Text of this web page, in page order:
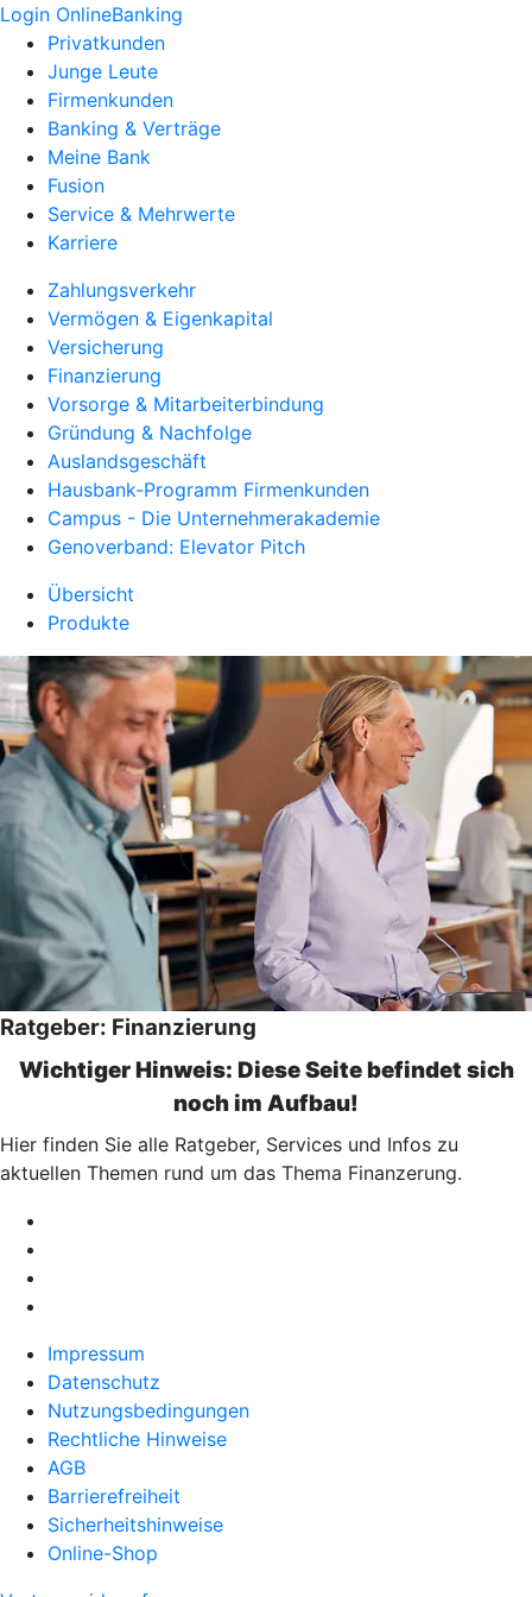
Login OnlineBanking
Privatkunden
Junge Leute
Firmenkunden
Banking & Verträge
Meine Bank
Fusion
Service & Mehrwerte
Karriere
Zahlungsverkehr
Vermögen & Eigenkapital
Versicherung
Finanzierung
Vorsorge & Mitarbeiterbindung
Gründung & Nachfolge
Auslandsgeschäft
Hausbank-Programm Firmenkunden
Campus - Die Unternehmerakademie
Genoverband: Elevator Pitch
Übersicht
Produkte
Ratgeber: Finanzierung
Wichtiger Hinweis: Diese Seite befindet sich
noch im Aufbau!
Hier finden Sie alle Ratgeber, Services und Infos zu
aktuellen Themen rund um das Thema Finanzerung.
Impressum
Datenschutz
Nutzungsbedingungen
Rechtliche Hinweise
AGB
Barrierefreiheit
Sicherheitshinweise
Online-Shop